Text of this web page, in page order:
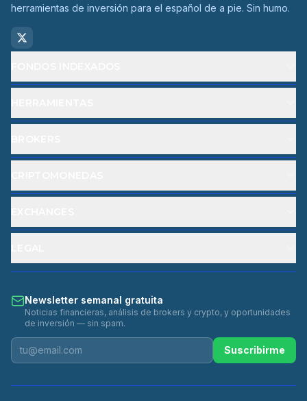
herramientas de inversión para el español de a pie. Sin humo.
Newsletter semanal gratuita
Noticias financieras, análisis de brokers y crypto, y oportunidades
de inversión — sin spam.
Suscribirme